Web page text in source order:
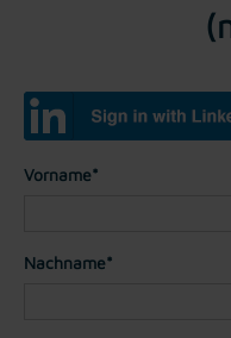
Vorname*
Nachname*